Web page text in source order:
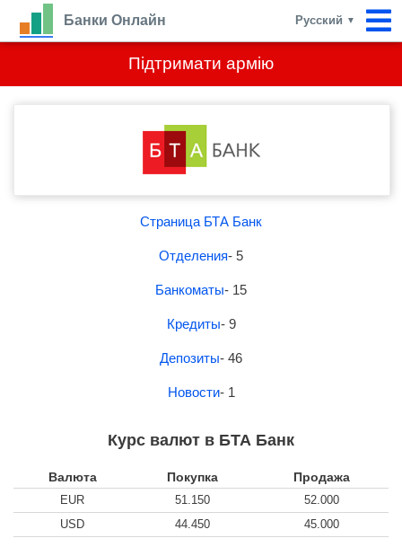
Підтримати армію
Банки Онлайн Русский ▼
Страница БТА Банк
Отделения- 5
Банкоматы- 15
Кредиты- 9
Депозиты- 46
Новости- 1
Курс валют в БТА Банк
Валюта Покупка Продажа
EUR 51.150
52.000
USD
44.450 45.000